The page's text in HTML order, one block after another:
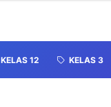
KELAS 12 KELAS 3